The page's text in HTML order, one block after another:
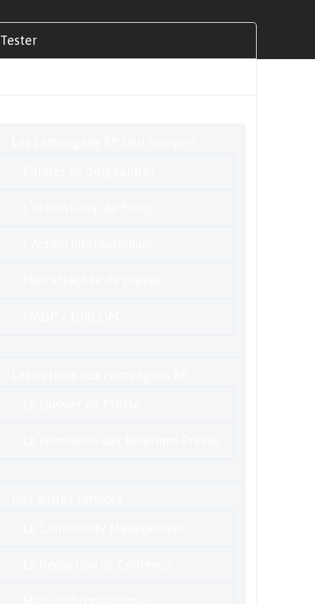
Tester